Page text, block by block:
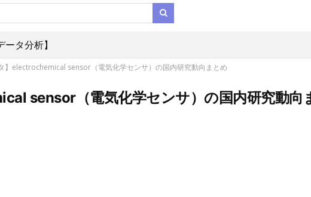
タ分析】
】electrochemical sensor（電気化学センサ）の国内研究動向まとめ
sensor（電気化学センサ）の国内研究動向